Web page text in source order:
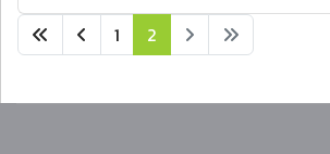
1 2